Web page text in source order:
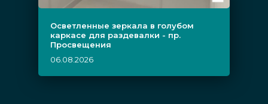
Осветленные зеркала в голубом
каркасе для раздевалки - пр.
Просвещения
06.08.2026